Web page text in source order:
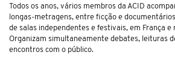
Todos os anos, vários membros da ACID
longas-metragens, entre ficção e
de salas independentes e festivais, em França e
Organizam simultaneamente debates, leituras
encontros com o público.